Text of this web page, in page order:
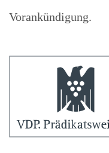
Vorankündigung.